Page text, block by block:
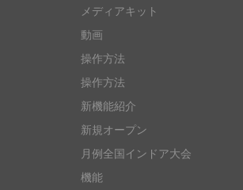
メディアキット
動画
操作方法
操作方法
新機能紹介
新規オープン
月例全国インドア大会
機能